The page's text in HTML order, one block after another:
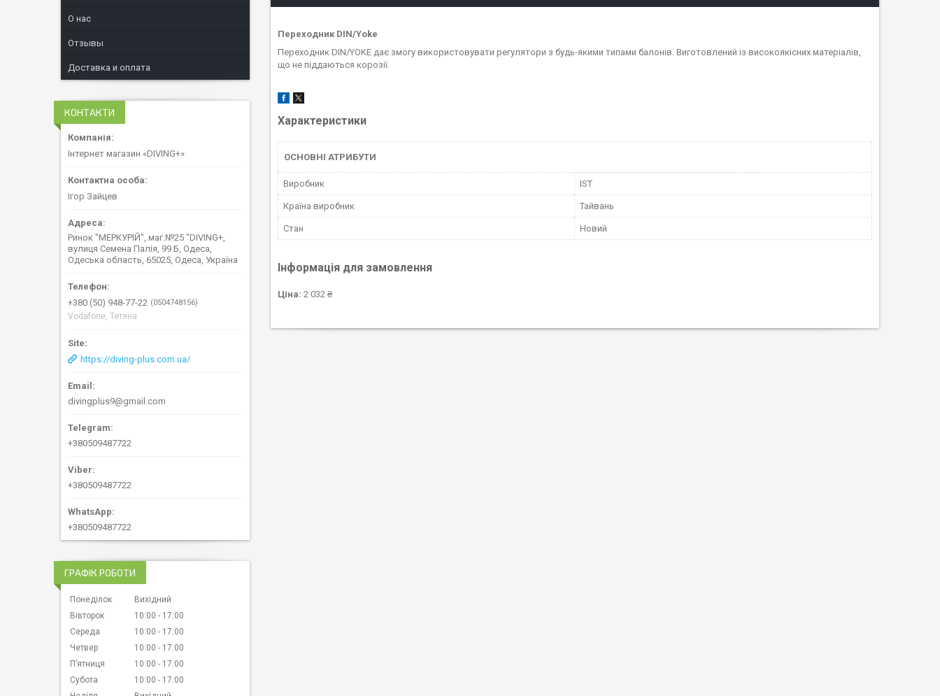
Переходник DIN/Yoke
Переходник DIN/YOKE дає змогу використовувати регулятори з будь-якими типами балонів. Виготовлений із високоякісних матеріалів,
що не піддаються корозії.
Характеристики
ОСНОВНІ АТРИБУТИ
Виробник IST
Країна виробник Тайвань
Стан Новий
Інформація для замовлення
Ціна: 2 032 ₴
О нас
Отзывы
Доставка и оплата
КОНТАКТИ
Інтернет магазин «DIVING+»
Ігор Зайцев
Ринок "МЕРКУРІЙ", маг.№25 "DIVING+,
вулиця Семена Палія, 99 Б, Одеса,
Одеська область, 65025, Одеса, Україна
+380 (50) 948-77-22 0504748156
Vodafone, Тетяна
https://diving-plus.com.ua/
divingplus9@gmail.com
+380509487722
+380509487722
+380509487722
ГРАФІК РОБОТИ
Понеділок
Вихідний
Вівторок
10:00
17:00
Середа
10:00
17:00
Четвер
10:00
17:00
Пʼятниця
10:00
17:00
Субота
10:00
17:00